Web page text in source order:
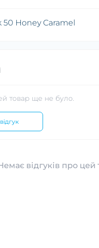
50 Honey Caramel
товар ще не було.
відгуків про цей